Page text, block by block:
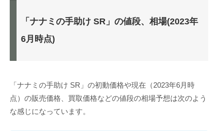
「ナナミの手助け SR」の値段、相場(2023年
6月時点)
「ナナミの手助け SR」の初動価格や現在（2023年6月時
点）の販売価格、買取価格などの値段の相場予想は次のよう
な感じになっています。